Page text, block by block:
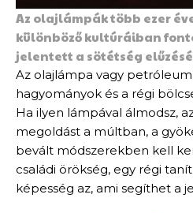
Az olajlámpák több ezer
különböző kultúráiban
jelentett a sötétség
Az olajlámpa vagy
hagyományok és a régi
Ha ilyen lámpával álmodsz,
megoldást a múltban, a
bevált módszerekben kell
családi örökség, egy régi
képesség az, ami segíthet a